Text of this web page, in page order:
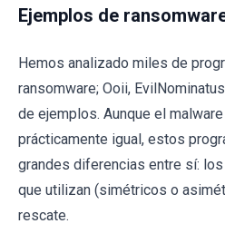
Ejemplos de
Hemos analizado miles de
ransomware; Ooii,
de ejemplos. Aunque el
prácticamente igual, estos
grandes diferencias entre sí:
que utilizan (simétricos o
rescate.